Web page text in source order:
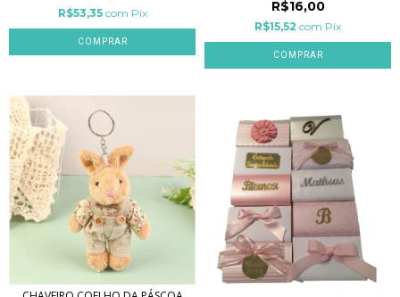
R$53,35 com Pix R$16,00
R$15,52 com Pix
COMPRAR